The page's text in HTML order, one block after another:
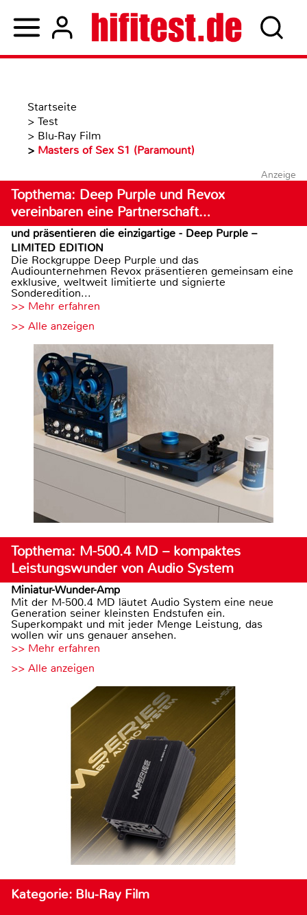
Startseite
> Test
> Blu-Ray Film
> Masters of Sex S1 (Paramount)
Anzeige
Topthema: Deep Purple und Revox
vereinbaren eine Partnerschaft…
und präsentieren die einzigartige - Deep Purple –
LIMITED EDITION
Die Rockgruppe Deep Purple und das
Audiounternehmen Revox präsentieren gemeinsam eine
exklusive, weltweit limitierte und signierte
Sonderedition...
>> Mehr erfahren
>> Alle anzeigen
Topthema: M-500.4 MD – kompaktes
Leistungswunder von Audio System
Miniatur-Wunder-Amp
Mit der M-500.4 MD läutet Audio System eine neue
Generation seiner kleinsten Endstufen ein.
Superkompakt und mit jeder Menge Leistung, das
wollen wir uns genauer ansehen.
>> Mehr erfahren
>> Alle anzeigen
Kategorie: Blu-Ray Film